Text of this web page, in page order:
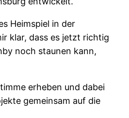
Heimspiel in der
klar, dass es jetzt richtig
noch staunen kann,
erheben und dabei
gemeinsam auf die